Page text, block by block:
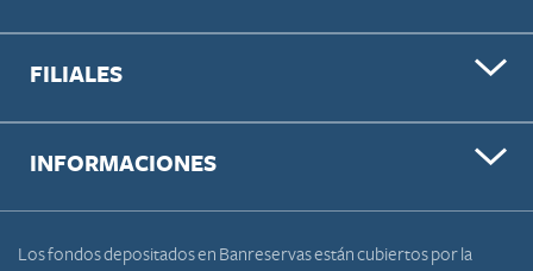
FILIALES
INFORMACIONES
Los fondos depositados en Banreservas están cubiertos por la